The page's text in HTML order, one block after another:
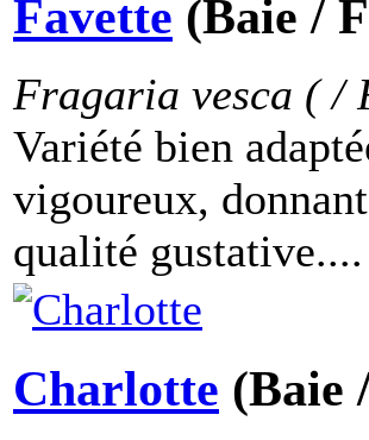
Favette (Baie /
Fragaria vesca ( /
Variété bien
vigoureux,
qualité gustative....
Charlotte (Baie